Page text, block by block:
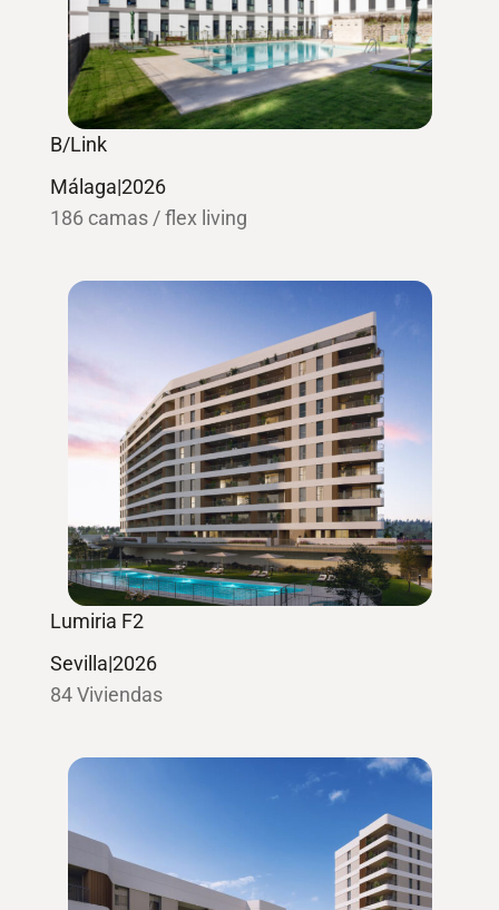
B/Link
Málaga|2026
186 camas / flex living
Lumiria F2
Sevilla|2026
84 Viviendas